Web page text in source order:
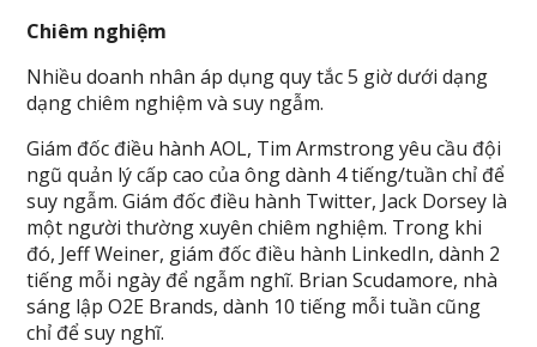
Chiêm nghiệm
Nhiều doanh nhân áp dụng quy tắc 5 giờ dưới dạng
dạng chiêm nghiệm và suy ngẫm.
Giám đốc điều hành AOL, Tim Armstrong yêu cầu đội
ngũ quản lý cấp cao của ông dành 4 tiếng/tuần chỉ để
suy ngẫm. Giám đốc điều hành Twitter, Jack Dorsey là
một người thường xuyên chiêm nghiệm. Trong khi
đó, Jeff Weiner, giám đốc điều hành LinkedIn, dành 2
tiếng mỗi ngày để ngẫm nghĩ. Brian Scudamore, nhà
sáng lập O2E Brands, dành 10 tiếng mỗi tuần cũng
chỉ để suy nghĩ.